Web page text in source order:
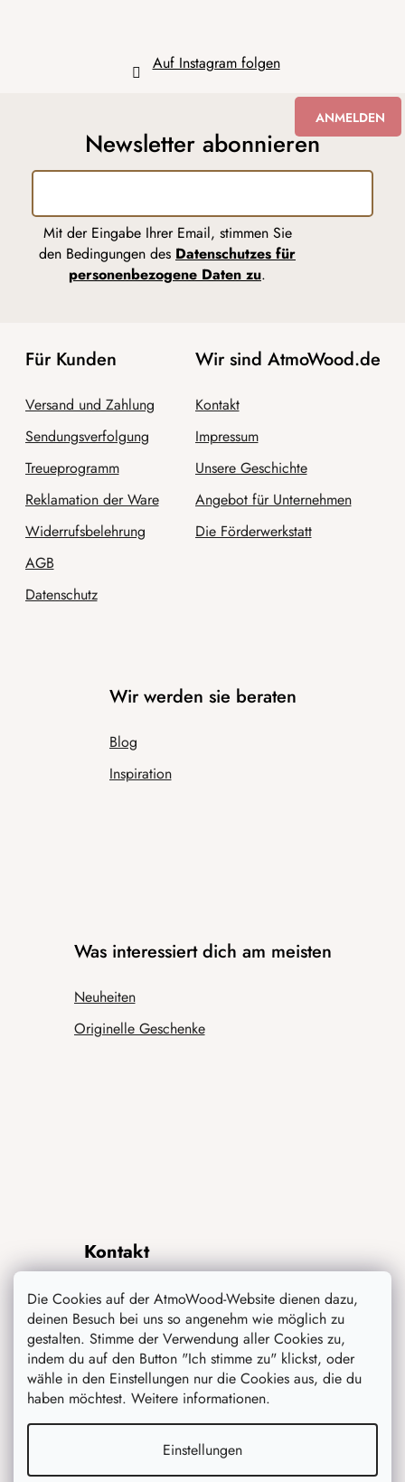
Die Cookies auf der AtmoWood-Website dienen dazu,
deinen Besuch bei uns so angenehm wie möglich zu
gestalten. Stimme der Verwendung aller Cookies zu,
indem du auf den Button "Ich stimme zu" klickst, oder
wähle in den Einstellungen nur die Cookies aus, die du
haben möchtest. Weitere informationen.
Einstellungen
Auf Instagram folgen
Newsletter abonnieren
Mit der Eingabe Ihrer Email, stimmen Sie
den Bedingungen des Datenschutzes für
personenbezogene Daten zu.
ANMELDEN
Für Kunden
Versand und Zahlung
Sendungsverfolgung
Treueprogramm
Reklamation der Ware
Widerrufsbelehrung
AGB
Datenschutz
Wir sind AtmoWood.de
Kontakt
Impressum
Unsere Geschichte
Angebot für Unternehmen
Die Förderwerkstatt
Wir werden sie beraten
Blog
Inspiration
Was interessiert dich am meisten
Neuheiten
Originelle Geschenke
Kontakt
info@atmowood.de
+49 211 8694 3652